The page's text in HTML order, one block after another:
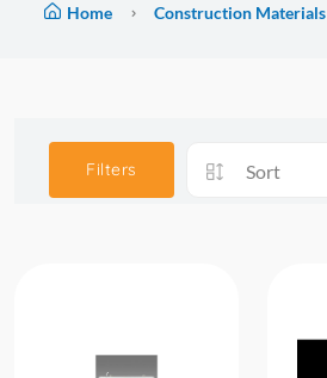
Home Construction Materials
Filters